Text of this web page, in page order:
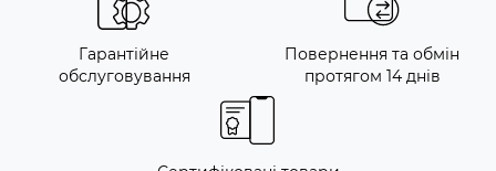
Гарантійне
обслуговування
Повернення та обмін
протягом 14 днів